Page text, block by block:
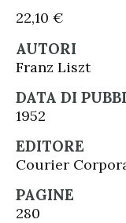
22,10 €
AUTORI
Franz Liszt
DATA DI
1952
EDITORE
Courier
PAGINE
280